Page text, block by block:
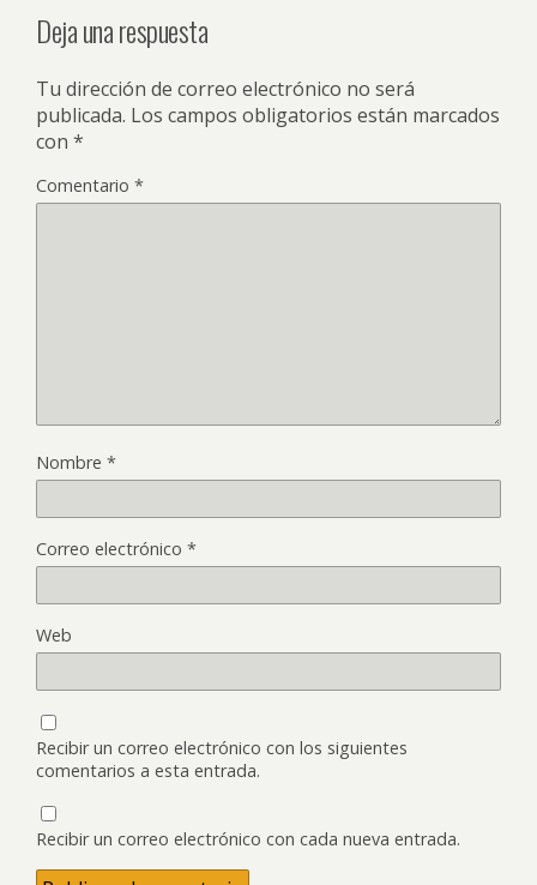
Deja una respuesta
Tu dirección de correo electrónico no será
publicada. Los campos obligatorios están marcados
con *
Comentario *
Nombre *
Correo electrónico *
Web
Recibir un correo electrónico con los siguientes
comentarios a esta entrada.
Recibir un correo electrónico con cada nueva entrada.